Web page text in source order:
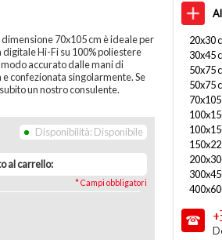
70x105 cm è ideale per
Hi-Fi su 100% poliestere
accurato dalle mani di
confezionata singolarmente. Se
un nostro consulente.
Disponibilità: Disponibile
al carrello:
* Campi obbligatori
20x30
30x45
50x75
50x75